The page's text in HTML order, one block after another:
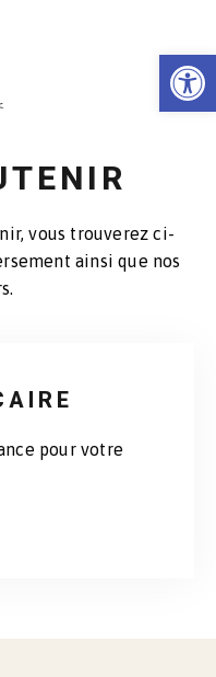
vous trouverez ci-
ainsi que nos
pour votre